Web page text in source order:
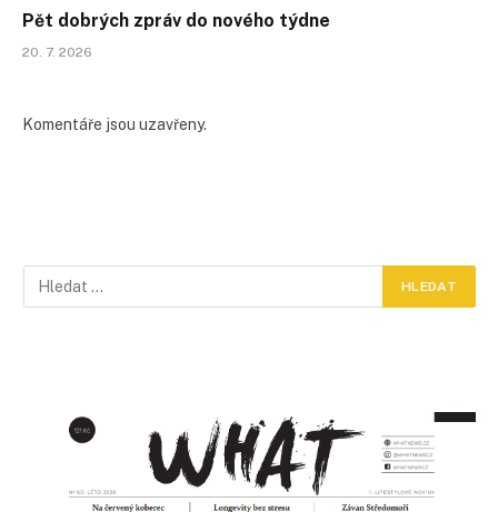
Pět dobrých zpráv do nového týdne
20. 7. 2026
Komentáře jsou uzavřeny.